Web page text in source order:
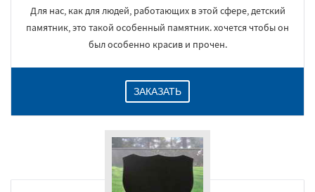
Для нас, как для людей, работающих в этой сфере, детский
памятник, это такой особенный памятник. хочется чтобы он
был особенно красив и прочен.
ЗАКАЗАТЬ